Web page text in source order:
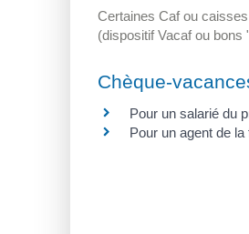
Certaines Caf ou
(dispositif Vacaf ou
Chèque-
Pour un salarié du
Pour un agent de